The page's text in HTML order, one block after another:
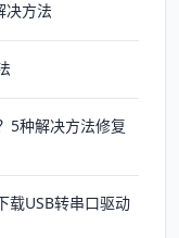
决方法
5种解决方法修复
载USB转串口驱动